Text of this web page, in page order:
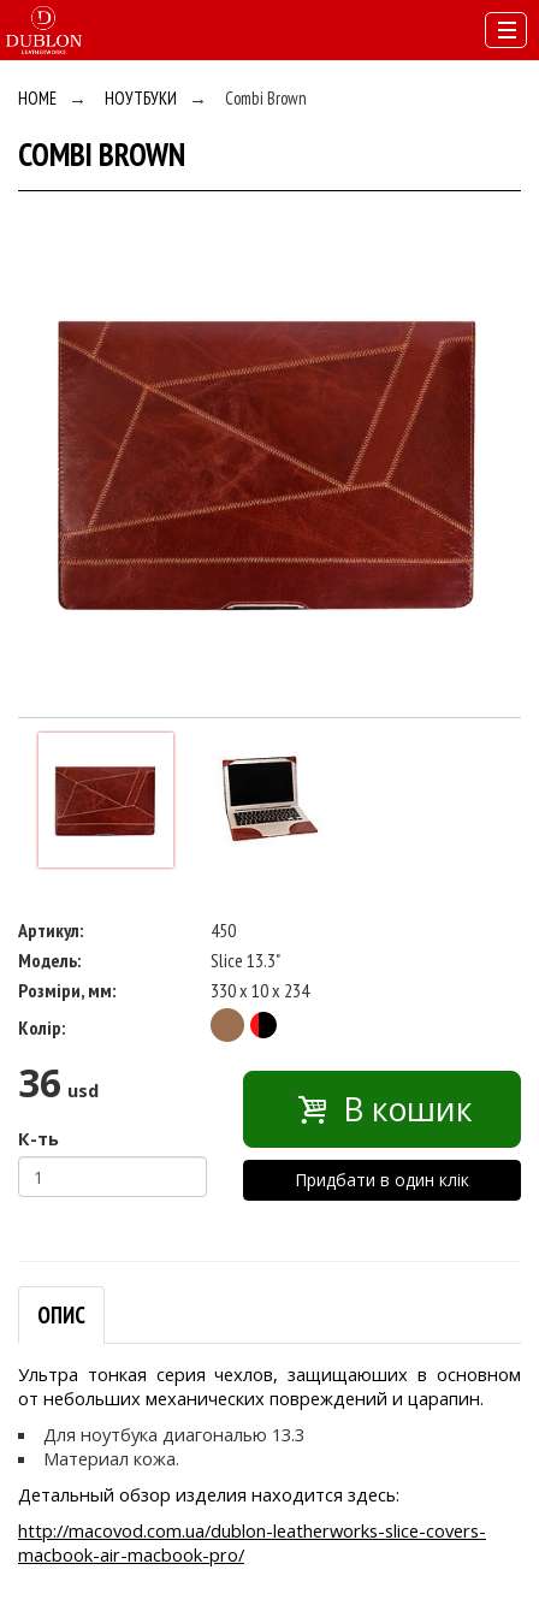
HOME → НОУТБУКИ → Combi Brown
COMBI BROWN
Артикул:
450
Модель:
Slice 13.3"
Розміри, мм:
330 x 10 x 234
Колір:
36 usd
К-ть
В кошик
Придбати в один клік
ОПИС
Ультра тонкая серия чехлов, защищаюших в основном
от небольших механических повреждений и царапин.
Для ноутбука диагональю 13.3
Материал кожа.
Детальный обзор изделия находится здесь:
http://macovod.com.ua/dublon-leatherworks-slice-covers-
macbook-air-macbook-pro/